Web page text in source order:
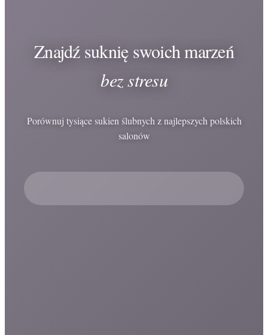
Znajdź suknię swoich marzeń
bez stresu
Porównuj tysiące sukien ślubnych z najlepszych polskich
salonów